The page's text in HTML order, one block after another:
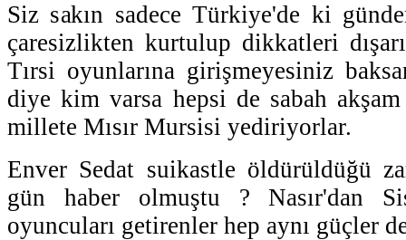
Siz sakın sadece Türkiye'de ki
çaresizlikten kurtulup dikkatleri
Tırsi oyunlarına girişmeyesiniz
diye kim varsa hepsi de sabah
millete Mısır Mursisi yediriyorlar.
Enver Sedat suikastle öldürüldüğü
gün haber olmuştu ? Nasır'dan
oyuncuları getirenler hep aynı güçler